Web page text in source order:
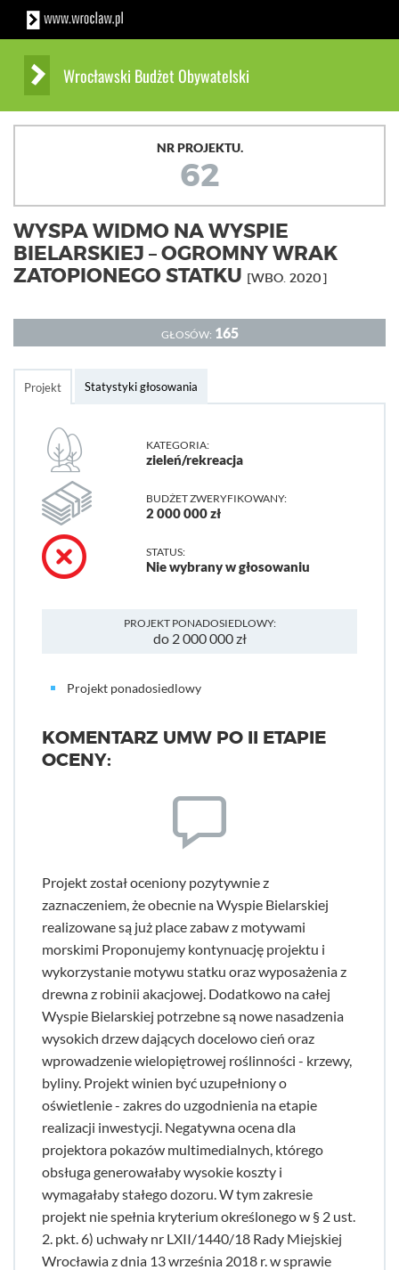
Wrocławski Budżet Obywatelski
NR PROJEKTU.
62
WYSPA WIDMO NA WYSPIE
BIELARSKIEJ – OGROMNY WRAK
ZATOPIONEGO STATKU [WBO. 2020]
GŁOSÓW: 165
Projekt Statystyki głosowania
KATEGORIA:
zieleń/rekreacja
BUDŻET ZWERYFIKOWANY:
2 000 000 zł
STATUS:
Nie wybrany w głosowaniu
PROJEKT PONADOSIEDLOWY:
do 2 000 000 zł
Projekt ponadosiedlowy
KOMENTARZ UMW PO II ETAPIE
OCENY:
Projekt został oceniony pozytywnie z
zaznaczeniem, że obecnie na Wyspie Bielarskiej
realizowane są już place zabaw z motywami
morskimi Proponujemy kontynuację projektu i
wykorzystanie motywu statku oraz wyposażenia z
drewna z robinii akacjowej. Dodatkowo na całej
Wyspie Bielarskiej potrzebne są nowe nasadzenia
wysokich drzew dających docelowo cień oraz
wprowadzenie wielopiętrowej roślinności - krzewy,
byliny. Projekt winien być uzupełniony o
oświetlenie - zakres do uzgodnienia na etapie
realizacji inwestycji. Negatywna ocena dla
projektora pokazów multimedialnych, którego
obsługa generowałaby wysokie koszty i
wymagałaby stałego dozoru. W tym zakresie
projekt nie spełnia kryterium określonego w § 2 ust.
2. pkt. 6) uchwały nr LXII/1440/18 Rady Miejskiej
Wrocławia z dnia 13 września 2018 r. w sprawie